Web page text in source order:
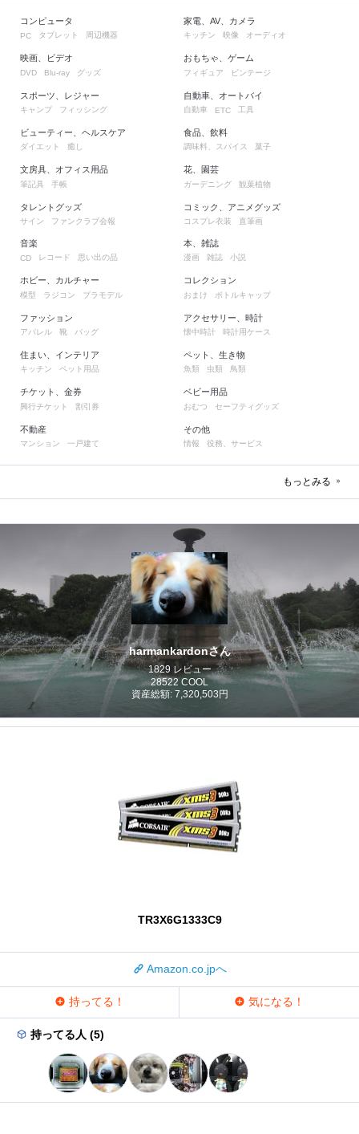
コンピュータ
PC タブレット 周辺機器
映画、ビデオ
DVD Blu-ray グッズ
スポーツ、レジャー
キャンプ フィッシング
ビューティー、ヘルスケア
ダイエット 癒し
文房具、オフィス用品
筆記具 手帳
タレントグッズ
サイン ファンクラブ会報
家電、AV、カメラ
キッチン 映像 オーディオ
おもちゃ、ゲーム
フィギュア ビンテージ
自動車、オートバイ
自動車 ETC 工具
食品、飲料
調味料、スパイス 菓子
花、園芸
ガーデニング 観葉植物
コミック、アニメグッズ
コスプレ衣装 直筆画
音楽
CD レコード 思い出の品
ホビー、カルチャー
模型 ラジコン プラモデル
ファッション
アパレル 靴 バッグ
住まい、インテリア
キッチン ペット用品
チケット、金券
興行チケット 割引券
不動産
マンション 一戸建て
本、雑誌
漫画 雑誌 小説
コレクション
おまけ ボトルキャップ
アクセサリー、時計
懐中時計 時計用ケース
ペット、生き物
魚類 虫類 鳥類
ベビー用品
おむつ セーフティグッズ
その他
情報 役務、サービス
もっとみる
harmankardonさん
1829 レビュー
28522 COOL
資産総額: 7,320,503円
TR3X6G1333C9
Amazon.co.jpへ
持ってる！ 気になる！
持ってる人 (5)